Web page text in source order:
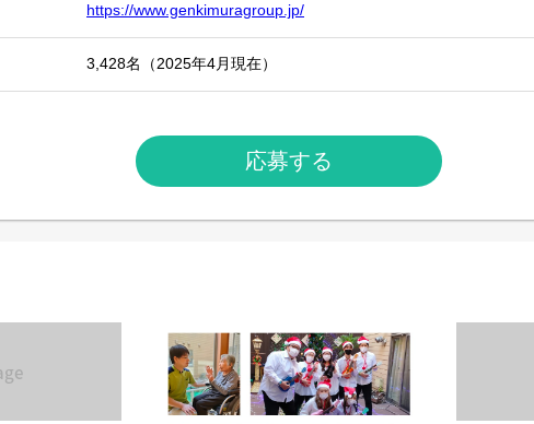
https://www.genkimuragroup.jp/
3,428名（2025年4月現在）
応募する